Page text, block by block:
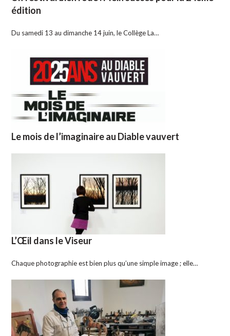
édition
Du samedi 13 au dimanche 14 juin, le Collège La…
Le mois de l’imaginaire au Diable vauvert
L’Œil dans le Viseur
Chaque photographie est bien plus qu’une simple image ; elle…